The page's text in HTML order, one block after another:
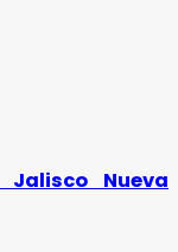
Nueva